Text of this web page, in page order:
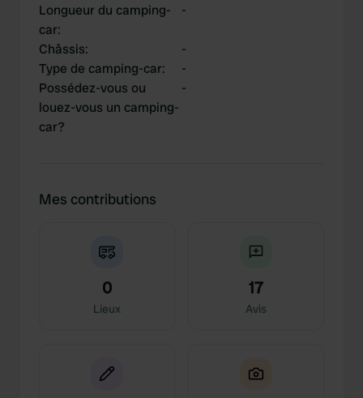
Longueur du camping-
car:
-
Châssis:
-
Type de camping-car:
-
Possédez-vous ou
louez-vous un camping-
car?
-
Mes contributions
0
Lieux
17
Avis